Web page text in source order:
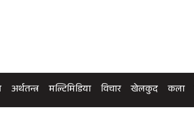
अर्थतन्त्र मल्टिमिडिया विचार खेलकुद कला